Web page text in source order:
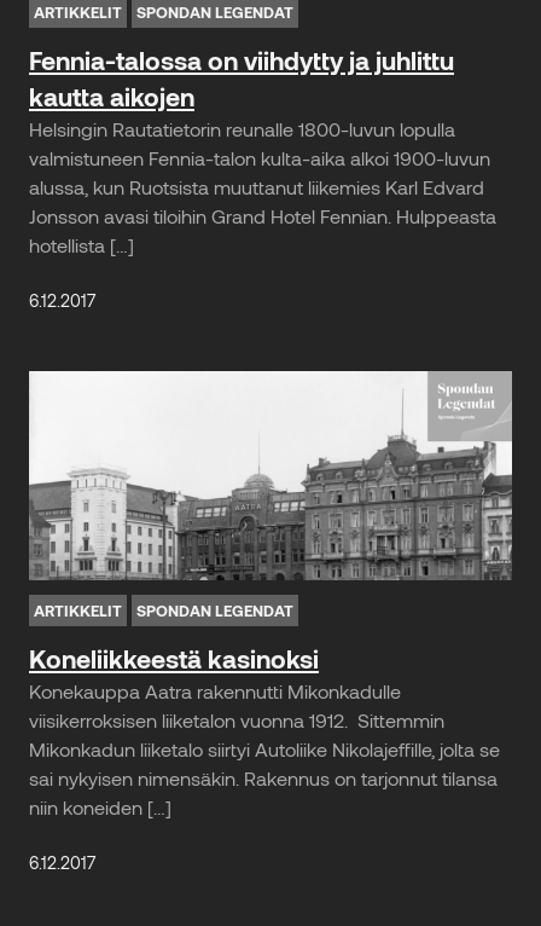
ARTIKKELIT SPONDAN LEGENDAT
Fennia-talossa on viihdytty ja juhlittu
kautta aikojen
Helsingin Rautatietorin reunalle 1800-luvun lopulla
valmistuneen Fennia-talon kulta-aika alkoi 1900-luvun
alussa, kun Ruotsista muuttanut liikemies Karl Edvard
Jonsson avasi tiloihin Grand Hotel Fennian. Hulppeasta
hotellista […]
6.12.2017
ARTIKKELIT SPONDAN LEGENDAT
Koneliikkeestä kasinoksi
Konekauppa Aatra rakennutti Mikonkadulle
viisikerroksisen liiketalon vuonna 1912. Sittemmin
Mikonkadun liiketalo siirtyi Autoliike Nikolajeffille, jolta se
sai nykyisen nimensäkin. Rakennus on tarjonnut tilansa
niin koneiden […]
6.12.2017